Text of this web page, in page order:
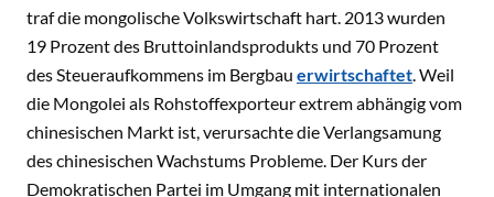
traf die mongolische Volkswirtschaft hart. 2013 wurden
19 Prozent des Bruttoinlandsprodukts und 70 Prozent
des Steueraufkommens im Bergbau erwirtschaftet. Weil
die Mongolei als Rohstoffexporteur extrem abhängig vom
chinesischen Markt ist, verursachte die Verlangsamung
des chinesischen Wachstums Probleme. Der Kurs der
Demokratischen Partei im Umgang mit internationalen